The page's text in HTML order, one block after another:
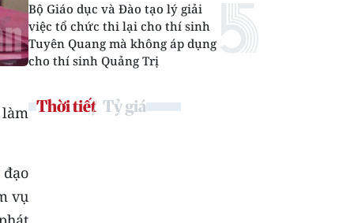
làm
vụ
Bộ Giáo dục và Đào tạo lý giải
việc tổ chức thi lại cho thí sinh
Tuyên Quang mà không áp dụng
cho thí sinh Quảng Trị
Thời tiết Tỷ giá